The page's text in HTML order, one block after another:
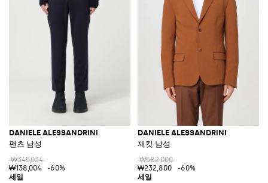
DANIELE ALESSANDRINI
팬츠 남성
₩345,034
₩138,004
-60%
DANIELE ALESSANDRINI
재킷 남성
₩582,000
₩232,800
-60%